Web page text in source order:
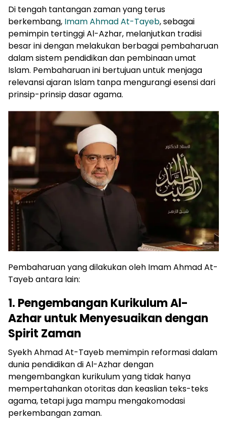
Di tengah tantangan zaman yang terus
berkembang, Imam Ahmad At-Tayeb, sebagai
pemimpin tertinggi Al-Azhar, melanjutkan tradisi
besar ini dengan melakukan berbagai pembaharuan
dalam sistem pendidikan dan pembinaan umat
Islam. Pembaharuan ini bertujuan untuk menjaga
relevansi ajaran Islam tanpa mengurangi esensi dari
prinsip-prinsip dasar agama.
Pembaharuan yang dilakukan oleh Imam Ahmad At-
Tayeb antara lain:
1. Pengembangan Kurikulum Al-
Azhar untuk Menyesuaikan dengan
Spirit Zaman
Syekh Ahmad At-Tayeb memimpin reformasi dalam
dunia pendidikan di Al-Azhar dengan
mengembangkan kurikulum yang tidak hanya
mempertahankan otoritas dan keaslian teks-teks
agama, tetapi juga mampu mengakomodasi
perkembangan zaman.